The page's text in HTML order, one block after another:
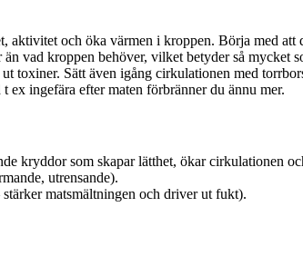
och öka värmen i kroppen. Börja med
vad kroppen behöver, vilket betyder så
toxiner. Sätt även igång cirkulationen med
ingefära efter maten förbränner du ännu mer.
kryddor som skapar lätthet, ökar cirkulationen
utrensande).
matsmältningen och driver ut fukt).